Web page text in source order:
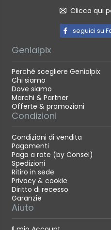
Clicca qui
seguici su
Genialpix
Perché scegliere Genialpix
Chi siamo
Dove siamo
Marchi & Partner
Offerte & promozioni
Condizioni
Condizioni di vendita
Pagamenti
Paga a rate (by Consel)
Spedizioni
Ritiro in sede
Privacy & cookie
Diritto di recesso
Garanzie
Aiuto